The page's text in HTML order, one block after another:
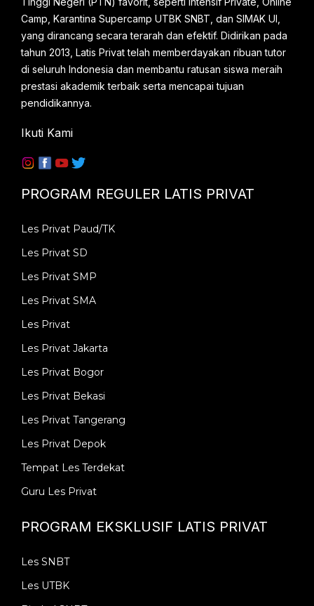
Camp, Karantina Supercamp UTBK SNBT, dan SIMAK UI,
yang dirancang secara terarah dan efektif. Didirikan pada
tahun 2013, Latis Privat telah memberdayakan ribuan tutor
di seluruh Indonesia dan membantu ratusan siswa meraih
prestasi akademik terbaik serta mencapai tujuan
pendidikannya.
Ikuti Kami
PROGRAM REGULER LATIS PRIVAT
Les Privat Paud/TK
Les Privat SD
Les Privat SMP
Les Privat SMA
Les Privat
Les Privat Jakarta
Les Privat Bogor
Les Privat Bekasi
Les Privat Tangerang
Les Privat Depok
Tempat Les Terdekat
Guru Les Privat
PROGRAM EKSKLUSIF LATIS PRIVAT
Les SNBT
Les UTBK